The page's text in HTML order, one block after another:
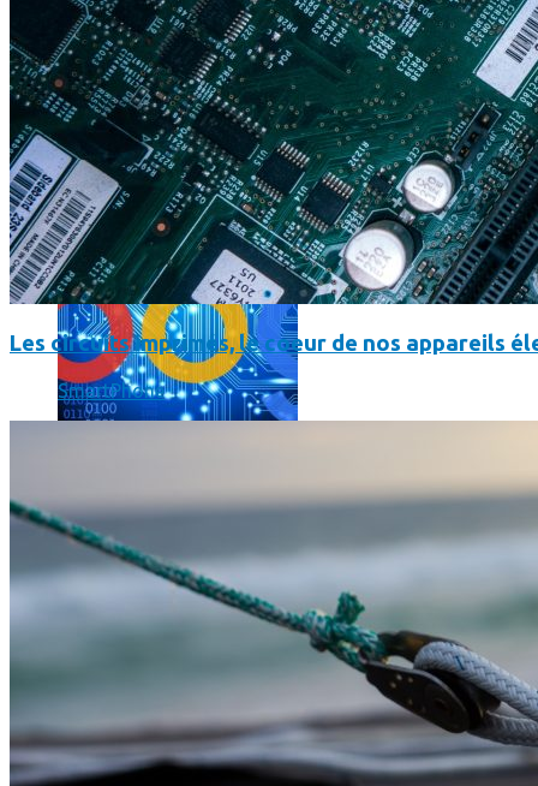
L’intelligence artificielle de Google a maintenant son propre
Les dernières photos envoyées par Rosetta avant son crash
Les circuits imprimés, le coeur de nos appareils
SmartPhone